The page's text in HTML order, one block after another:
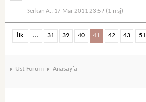
Serkan A., 17 Mar 2011 23:59 (1 msj)
İlk ... 31 39 40 41 42 43 51
Üst Forum Anasayfa